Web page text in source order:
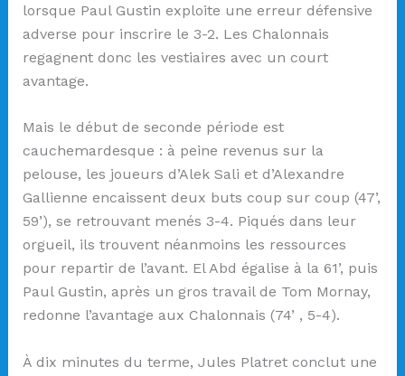
lorsque Paul Gustin exploite une erreur défensive
adverse pour inscrire le 3-2. Les Chalonnais
regagnent donc les vestiaires avec un court
avantage.
Mais le début de seconde période est
cauchemardesque : à peine revenus sur la
pelouse, les joueurs d’Alek Sali et d’Alexandre
Gallienne encaissent deux buts coup sur coup (47’,
59’), se retrouvant menés 3-4. Piqués dans leur
orgueil, ils trouvent néanmoins les ressources
pour repartir de l’avant. El Abd égalise à la 61’, puis
Paul Gustin, après un gros travail de Tom Mornay,
redonne l’avantage aux Chalonnais (74’ , 5-4).
À dix minutes du terme, Jules Platret conclut une